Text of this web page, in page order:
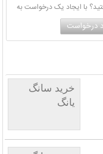
با ایجاد یک درخواست به
درخواست
خرید سانگ
یانگ